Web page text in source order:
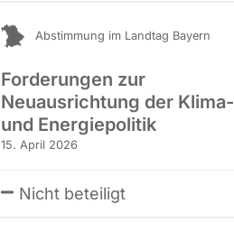
Abstimmung im Landtag Bayern
Forderungen zur
Neuausrichtung der Klima-
und Energiepolitik
15. April 2026
Nicht beteiligt